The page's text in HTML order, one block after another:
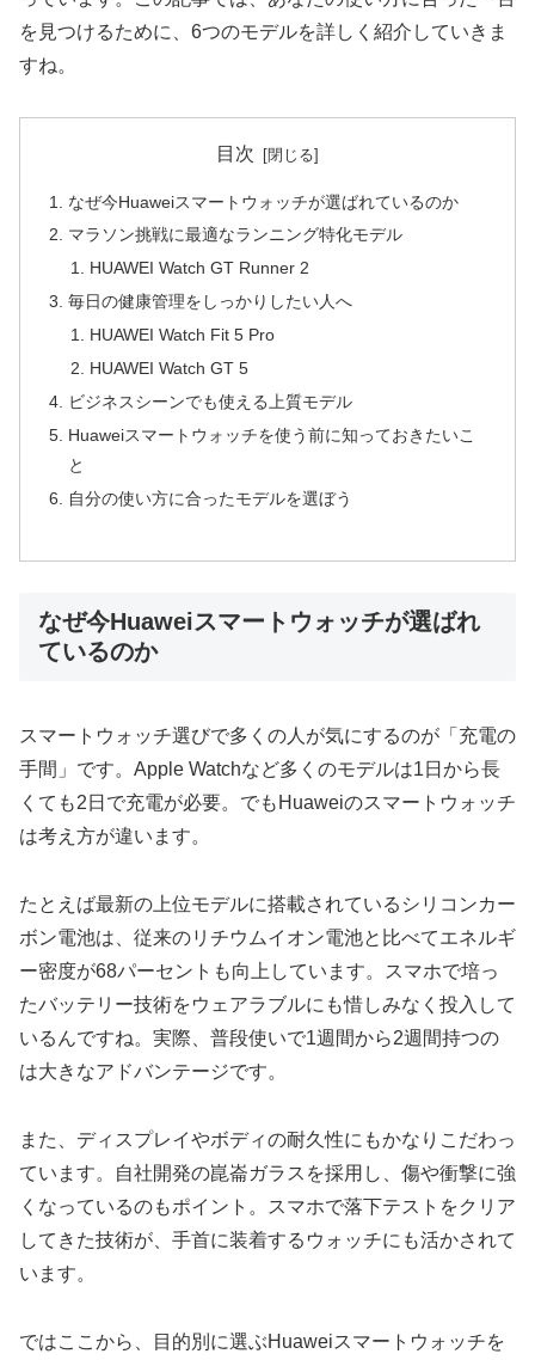
を見つけるために、6つのモデルを詳しく紹介していきま
すね。
目次
なぜ今Huaweiスマートウォッチが選ばれているのか
マラソン挑戦に最適なランニング特化モデル
HUAWEI Watch GT Runner 2
毎日の健康管理をしっかりしたい人へ
HUAWEI Watch Fit 5 Pro
HUAWEI Watch GT 5
ビジネスシーンでも使える上質モデル
Huaweiスマートウォッチを使う前に知っておきたいこ
と
自分の使い方に合ったモデルを選ぼう
なぜ今Huaweiスマートウォッチが選ばれ
ているのか
スマートウォッチ選びで多くの人が気にするのが「充電の
手間」です。Apple Watchなど多くのモデルは1日から長
くても2日で充電が必要。でもHuaweiのスマートウォッチ
は考え方が違います。
たとえば最新の上位モデルに搭載されているシリコンカー
ボン電池は、従来のリチウムイオン電池と比べてエネルギ
ー密度が68パーセントも向上しています。スマホで培っ
たバッテリー技術をウェアラブルにも惜しみなく投入して
いるんですね。実際、普段使いで1週間から2週間持つの
は大きなアドバンテージです。
また、ディスプレイやボディの耐久性にもかなりこだわっ
ています。自社開発の崑崙ガラスを採用し、傷や衝撃に強
くなっているのもポイント。スマホで落下テストをクリア
してきた技術が、手首に装着するウォッチにも活かされて
います。
ではここから、目的別に選ぶHuaweiスマートウォッチを